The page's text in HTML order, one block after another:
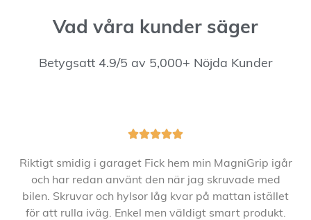
Vad våra kunder säger
Betygsatt 4.9/5 av 5,000+ Nöjda Kunder

Riktigt smidig i garaget Fick hem min MagniGrip igår
och har redan använt den när jag skruvade med
bilen. Skruvar och hylsor låg kvar på mattan istället
för att rulla iväg. Enkel men väldigt smart produkt.